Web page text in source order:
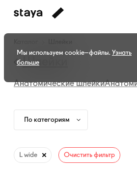
Каталог
амуниции
—
Шлейки
Шлейки
Анатомические шлейки
По категориям
L wide Очистить фильтр
Мы используем cookie–файлы. Узнать
больше